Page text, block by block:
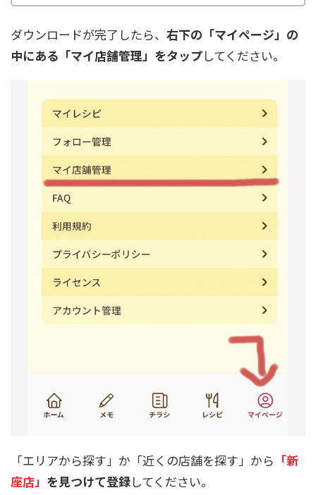
ダウンロードが完了したら、 右下の「マイページ」の
中にある「マイ店舗管理」をタップしてください。
「エリアから探す」か「近くの店舗を探す」から 「新
座店」 を見つけて登録してください。